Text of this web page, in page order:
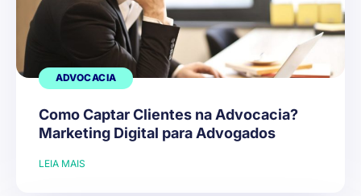
ADVOCACIA
Como Captar Clientes na Advocacia?
Marketing Digital para Advogados
LEIA MAIS